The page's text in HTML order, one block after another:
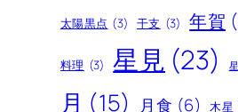
太陽黒点 (3) 干支 (3) 年賀
料理 (3) 星見 (23)
月 (15) 月食 (6) 木星